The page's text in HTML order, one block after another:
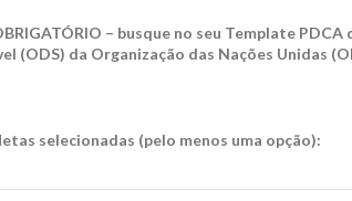
– busque no seu Template
(ODS) da Organização das Nações Unidas
selecionadas (pelo menos uma opção):